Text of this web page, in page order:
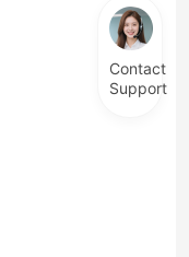
Contact
Support